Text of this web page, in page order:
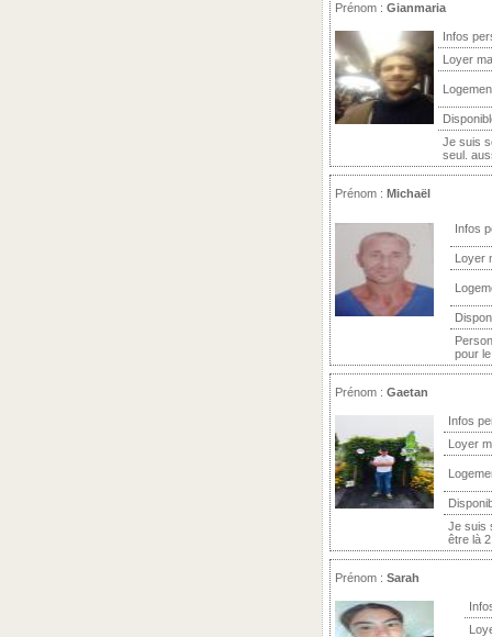
Prénom : Gianmaria
Infos
Loyer
Je suis
seul.
Prénom : Michaël
Infos
Loyer
pour
Prénom : Gaetan
Infos
Loyer
Je suis
être là
Prénom : Sarah